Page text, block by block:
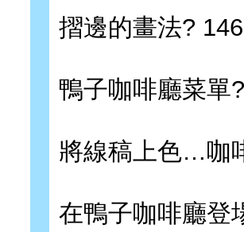
摺邊的畫法? 146
鴨子咖啡廳菜單
將線稿上色…咖
在鴨子咖啡廳登